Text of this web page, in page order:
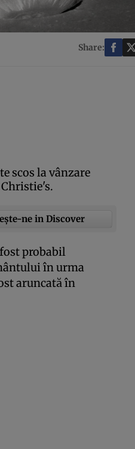
Share:
scos la vânzare
ne in Discover
fost probabil
în urma
aruncată în